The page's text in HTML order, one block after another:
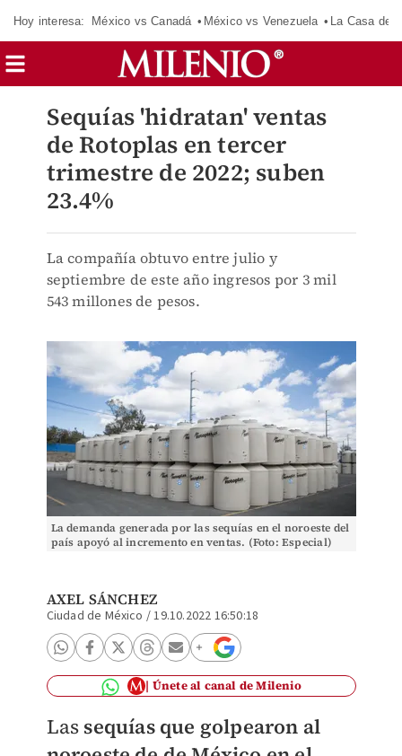
Hoy interesa: México vs Canadá México vs Venezuela La Casa de
Sequías 'hidratan' ventas
de Rotoplas en tercer
trimestre de 2022; suben
23.4%
La compañía obtuvo entre julio y
septiembre de este año ingresos por 3 mil
543 millones de pesos.
La demanda generada por las sequías en el noroeste del
país apoyó al incremento en ventas. (Foto: Especial)
AXEL SÁNCHEZ
Ciudad de México /19.10.2022 16:50:18
Únete al canal de Milenio
Las sequías que golpearon al